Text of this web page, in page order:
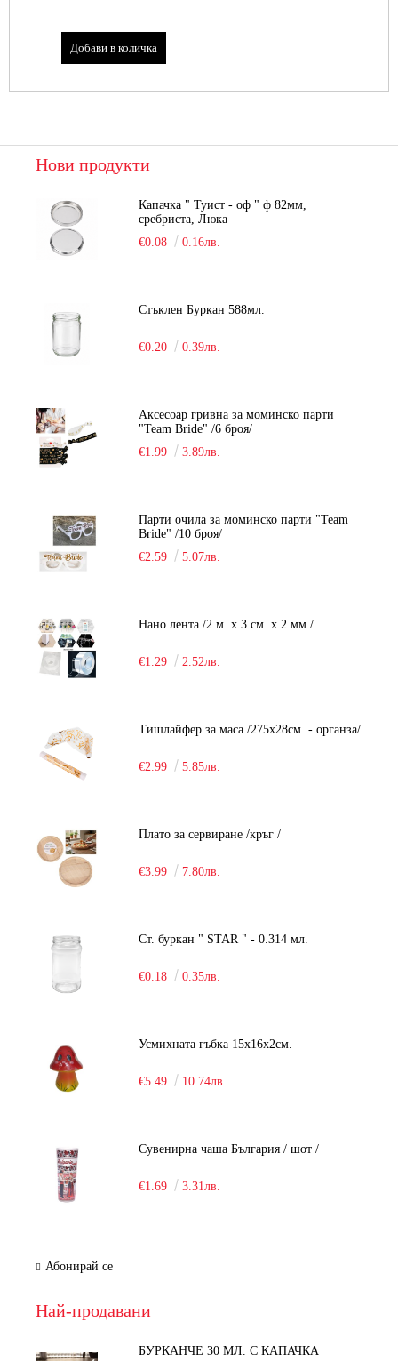
Нови продукти
Капачка " Туист - оф " ф 82мм,
сребриста, Люка
€0.08
0.16лв.
Стъклен Буркан 588мл.
€0.20 0.39лв.
Аксесоар гривна за моминско парти
"Team Bride" /6 броя/
€1.99
3.89лв.
Парти очила за моминско парти "Team
Bride" /10 броя/
€2.59
5.07лв.
Нано лента /2 м. х 3 см. х 2 мм./
€1.29 2.52лв.
Тишлайфер за маса /275х28см. - органза/
€2.99 5.85лв.
Плато за сервиране /кръг /
€3.99 7.80лв.
Ст. буркан " STAR " - 0.314 мл.
€0.18 0.35лв.
Усмихната гъбка 15х16х2см.
€5.49 10.74лв.
Сувенирна чаша България / шот /
€1.69 3.31лв.
Абонирай се
Най-продавани
БУРКАНЧЕ 30 МЛ. С КАПАЧКА